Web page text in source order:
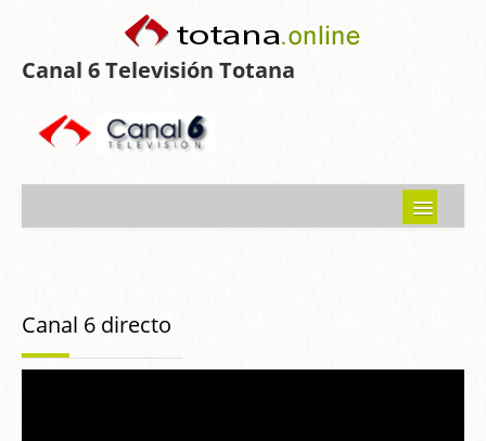
Canal 6 Televisión Totana
Programas emitidos
Canal 6 directo